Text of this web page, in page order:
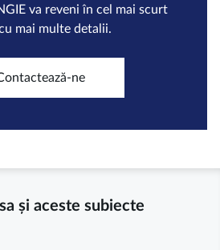
va reveni în cel mai scurt
mai multe detalii.
ne
și aceste subiecte